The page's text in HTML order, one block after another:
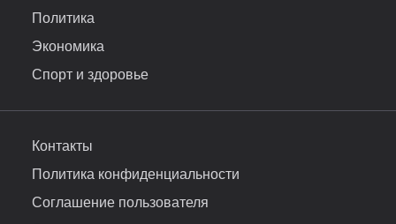
Политика
Экономика
Спорт и здоровье
Контакты
Политика конфиденциальности
Соглашение пользователя